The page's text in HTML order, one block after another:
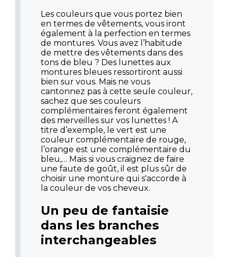
Les couleurs que vous portez bien
en termes de vêtements, vous iront
également à la perfection en termes
de montures. Vous avez l’habitude
de mettre des vêtements dans des
tons de bleu ? Des lunettes aux
montures bleues ressortiront aussi
bien sur vous. Mais ne vous
cantonnez pas à cette seule couleur,
sachez que ses couleurs
complémentaires feront également
des merveilles sur vos lunettes ! A
titre d’exemple, le vert est une
couleur complémentaire de rouge,
l’orange est une complémentaire du
bleu,… Mais si vous craignez de faire
une faute de goût, il est plus sûr de
choisir une monture qui s'accorde à
la couleur de vos cheveux.
Un peu de fantaisie
dans les branches
interchangeables